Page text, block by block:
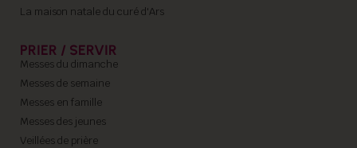
La maison natale du curé d'Ars
PRIER / SERVIR
Messes du dimanche
Messes de semaine
Messes en famille
Messes des jeunes
Veillées de prière